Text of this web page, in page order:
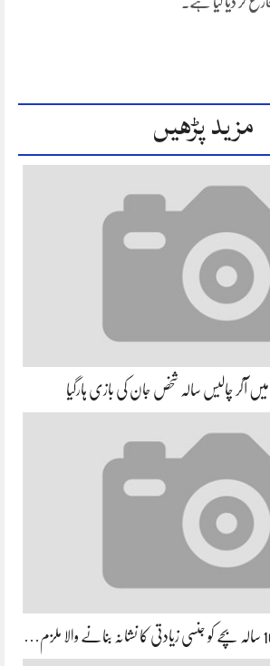
مزید پڑھیں
میں آکر چالیس سالہ شخص جان کی بازی ہارگیا